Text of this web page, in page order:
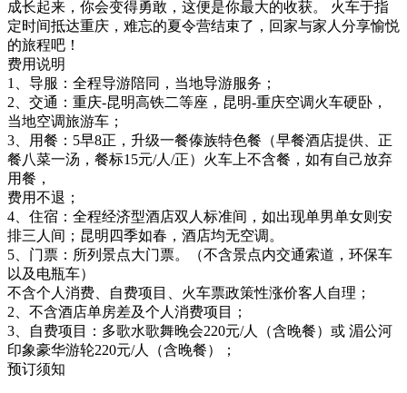
成长起来，你会变得勇敢，这便是你最大的收获。 火车于指
定时间抵达重庆，难忘的夏令营结束了，回家与家人分享愉悦
的旅程吧！
费用说明
1、导服：全程导游陪同，当地导游服务；
2、交通：重庆-昆明高铁二等座，昆明-重庆空调火车硬卧，
当地空调旅游车；
3、用餐：5早8正，升级一餐傣族特色餐（早餐酒店提供、正
餐八菜一汤，餐标15元/人/正）火车上不含餐，如有自己放弃
用餐，
费用不退；
4、住宿：全程经济型酒店双人标准间，如出现单男单女则安
排三人间；昆明四季如春，酒店均无空调。
5、门票：所列景点大门票。（不含景点内交通索道，环保车
以及电瓶车）
不含个人消费、自费项目、火车票政策性涨价客人自理；
2、不含酒店单房差及个人消费项目；
3、自费项目：多歌水歌舞晚会220元/人（含晚餐）或 湄公河
印象豪华游轮220元/人（含晚餐）；
预订须知